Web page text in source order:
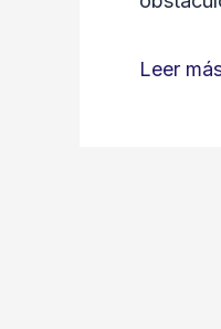
¡A
Leer